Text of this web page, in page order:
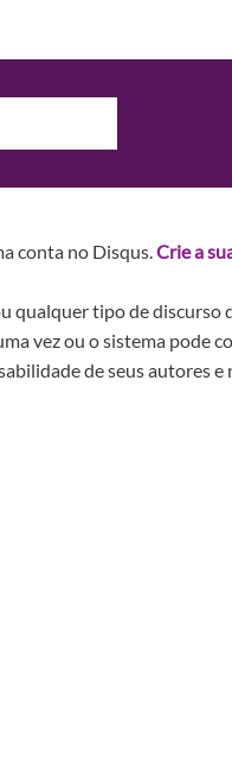
conta no Disqus.Crie a
qualquer tipo de discurso
vez ou o sistema pode
de seus autores